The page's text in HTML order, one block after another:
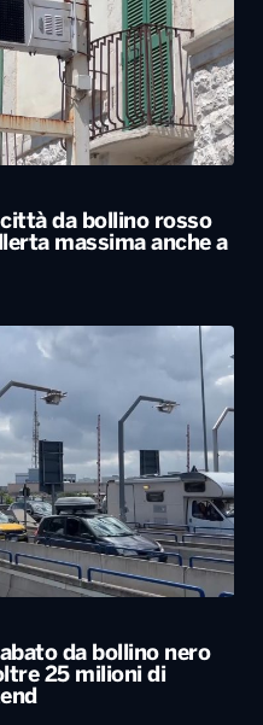
da bollino rosso
massima anche a
da bollino nero
25 milioni di